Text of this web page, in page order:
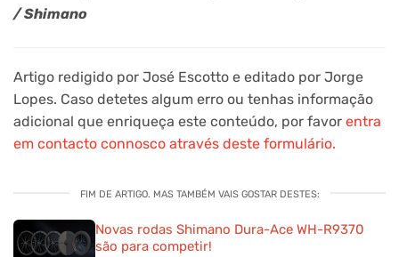
/ Shimano
Artigo redigido por José Escotto e editado por Jorge
Lopes. Caso detetes algum erro ou tenhas informação
adicional que enriqueça este conteúdo, por favor entra
em contacto connosco através deste formulário.
FIM DE ARTIGO. MAS TAMBÉM VAIS GOSTAR DESTES:
Novas rodas Shimano Dura-Ace WH-R9370
são para competir!